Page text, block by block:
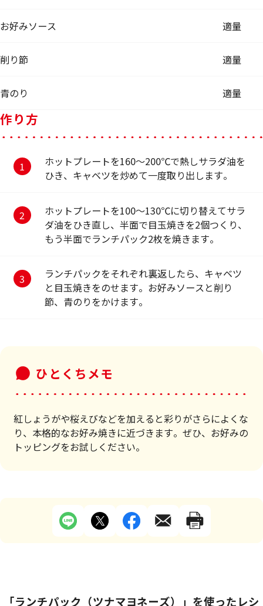
お好みソース 適量
削り節 適量
青のり 適量
作り方
ホットプレートを160～200℃で熱しサラダ油を
ひき、キャベツを炒めて一度取り出します。
ホットプレートを100～130℃に切り替えてサラ
ダ油をひき直し、半面で目玉焼きを2個つくり、
もう半面でランチパック2枚を焼きます。
ランチパックをそれぞれ裏返したら、キャベツ
と目玉焼きをのせます。お好みソースと削り
節、青のりをかけます。
ひとくちメモ
紅しょうがや桜えびなどを加えると彩りがさらによくな
り、本格的なお好み焼きに近づきます。ぜひ、お好みの
トッピングをお試しください。
「ランチパック（ツナマヨネーズ）」を使ったレシ